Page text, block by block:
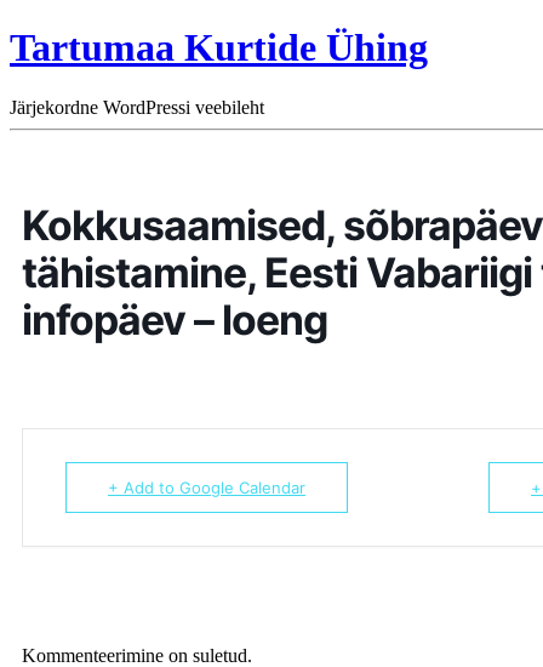
Tartumaa Kurtide Ühing
Järjekordne WordPressi veebileht
Kokkusaamised,
tähistamine, Eesti
infopäev – loeng
+ Add to Google Calendar
Kommenteerimine on suletud.